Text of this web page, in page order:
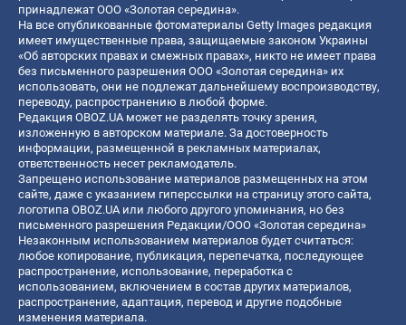
принадлежат ООО «Золотая середина».
На все опубликованные фотоматериалы Getty Images редакция
имеет имущественные права, защищаемые законом Украины
«Об авторских правах и смежных правах», никто не имеет права
без письменного разрешения ООО «Золотая середина» их
использовать, они не подлежат дальнейшему воспроизводству,
переводу, распространению в любой форме.
Редакция OBOZ.UA может не разделять точку зрения,
изложенную в авторском материале. За достоверность
информации, размещенной в рекламных материалах,
ответственность несет рекламодатель.
Запрещено использование материалов размещенных на этом
сайте, даже с указанием гиперссылки на страницу этого сайта,
логотипа OBOZ.UA или любого другого упоминания, но без
письменного разрешения Редакции/ООО «Золотая середина»
Незаконным использованием материалов будет считаться:
любое копирование, публикация, перепечатка, последующее
распространение, использование, переработка с
использованием, включением в состав других материалов,
распространение, адаптация, перевод и другие подобные
изменения материала.